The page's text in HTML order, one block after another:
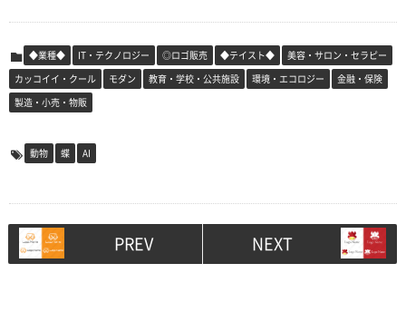
◆業種◆ IT・テクノロジー ◎ロゴ販売 ◆テイスト◆
美容・サロン・セラピー
カッコイイ・クール
モダン 教育・学校・公共施設 環境・エコロジー
金融・保険
製造・小売・物販
動物 蝶 AI
PREV NEXT